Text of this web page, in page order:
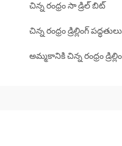
చిన్న రంధ్రం సా డ్రిల్ బిట్
చిన్న రంధ్రం డ్రిల్లింగ్ పద్ధతులు
అమ్మకానికి చిన్న రంధ్రం